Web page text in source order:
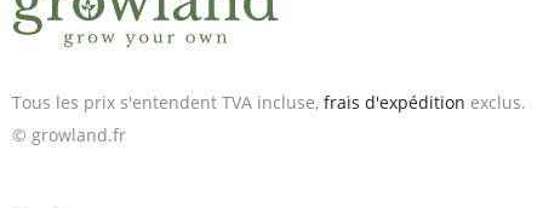
Tous les prix s'entendent TVA incluse, frais d'expédition exclus.
© growland.fr